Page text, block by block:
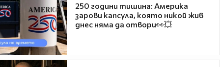
250 години тишина: Америка
зарови капсула, която никой жив
днес няма да отвори👀💥